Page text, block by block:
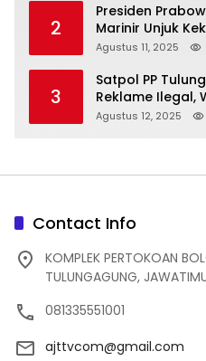
2
Presiden
Marinir Unjuk
Struktur Baru
Agustus 11, 2025
3
Satpol PP
Reklame Ilegal,
dan Indah
Agustus 12, 2025
Contact Info
KOMPLEK PERTOKOAN
TULUNGAGUNG,
081335551001
ajttvcom@gmail.com